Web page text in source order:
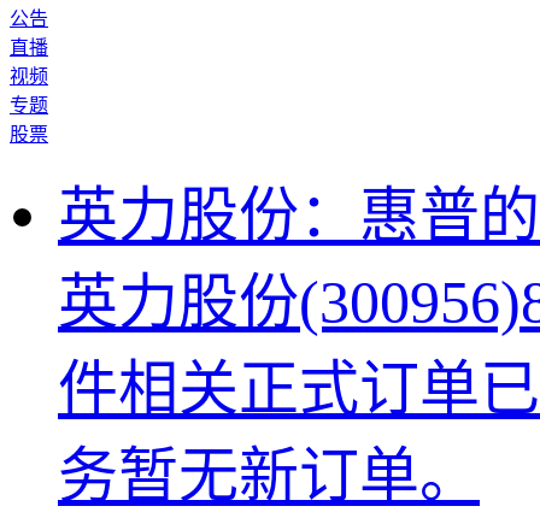
公告
直播
视频
专题
股票
英力股份：惠普
英力股份
件相关正式订单
务暂无新订单。